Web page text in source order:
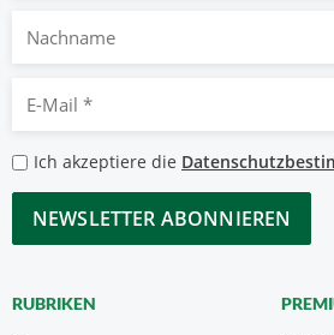
Nachname
Mail
*
Datenschutzbestimmungen
*
Ich akzeptiere die
CAPTCHA
RUBRIKEN